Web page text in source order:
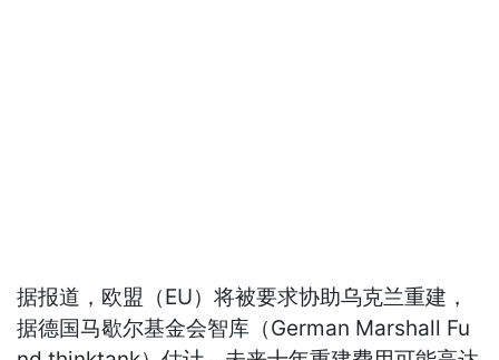
据报道，欧盟（EU）将被要求协助乌克兰重建，
据德国马歇尔基金会智库（German Marshall Fu